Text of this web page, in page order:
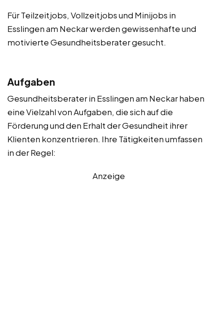
Für Teilzeitjobs, Vollzeitjobs und Minijobs in
Esslingen am Neckar werden gewissenhafte und
motivierte Gesundheitsberater gesucht.
Aufgaben
Gesundheitsberater in Esslingen am Neckar haben
eine Vielzahl von Aufgaben, die sich auf die
Förderung und den Erhalt der Gesundheit ihrer
Klienten konzentrieren. Ihre Tätigkeiten umfassen
in der Regel:
Anzeige